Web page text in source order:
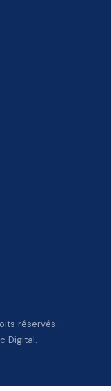
réservés.
Digital.